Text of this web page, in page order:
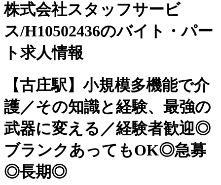
株式会社スタッフサービ
ス/H10502436のバイト・パー
ト求人情報
【古庄駅】小規模多機能で介
護／その知識と経験、最強の
武器に変える／経験者歓迎◎
ブランクあってもOK◎急募
◎長期◎